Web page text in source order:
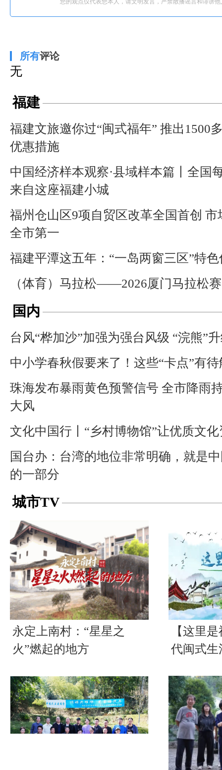
您的观点仅代表您本人，请文明发言，严禁散播谣言和诽谤他
所有评论
无
福建
福建文旅邀你过“闽式福年” 推出1500
优惠措施
中国经济样本观察·县域样本篇丨全国
来自这座福建小城
福州仓山区9项自贸区改革全国首创
全市第一
福建平潭这五年：“一岛两窗三区”特
（体育）马拉松——2026厦门马拉松
国内
台风“桦加沙”加强为强台风级 “浣熊”
中小学春秋假要来了！这些“卡点”有
珠海发布暴雨黄色预警信号 全市降雨
大风
文化中国行丨“乡村博物馆”让优质文
国台办：台湾的地位非常明确，就是
的一部分
城市TV
永定上南村：“星星之
火”燃起的地方
【这里
代闽式生